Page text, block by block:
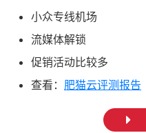
小众专线机场
流媒体解锁
促销活动比较多
查看： 肥猫云评测报告